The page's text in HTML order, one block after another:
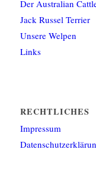
Der Australian
Jack Russel Terrier
Unsere Welpen
Links
RECHTLICHES
Impressum